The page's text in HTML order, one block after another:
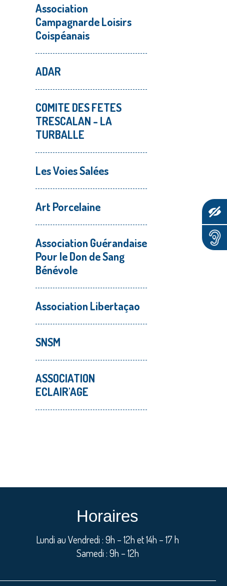
Association
Campagnarde Loisirs
Coispéanais
ADAR
COMITE DES FETES
TRESCALAN - LA
TURBALLE
Les Voies Salées
Art Porcelaine
Association Guérandaise
Pour le Don de Sang
Bénévole
Association Libertaçao
SNSM
ASSOCIATION
ECLAIR'AGE
Horaires
Lundi au Vendredi : 9h – 12h et 14h – 17 h
Samedi : 9h – 12h